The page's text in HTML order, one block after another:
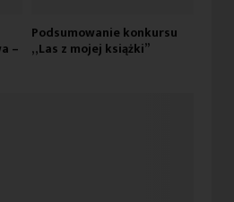
–
Podsumowanie konkursu
„Las z mojej książki”